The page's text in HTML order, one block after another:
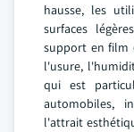
hausse, les
surfaces
support en film
l'usure,
qui est
automobiles,
l'attrait